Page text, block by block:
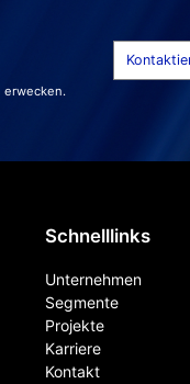
erwecken.
Schnelllinks
Unternehmen
Segmente
Projekte
Karriere
Kontakt